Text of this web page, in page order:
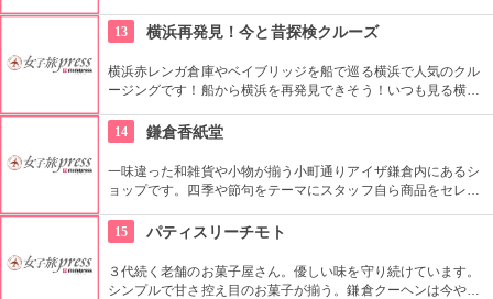
労される、驚きの芸に子供も大人も釘付けです！
13 横浜再発見！今と昔探検クルーズ
横浜赤レンガ倉庫やベイブリッジを船で巡る横浜で人気のクル
ージングです！船から横浜を再発見できそう！いつも見る横浜
り煌びやかな横浜の工場夜景をご覧いただけます！
14 鎌倉香紙堂
一味違った和雑貨や小物が揃う小町通りアイザ鎌倉内にあるシ
ョップです。四季や節句をテーマにスタッフ自ら商品をセレク
や手ぬぐいは、見ているだけで心がわくわくします！
15 パティスリーチモト
３代続く老舗のお菓子屋さん。優しい味を守り続けています。
シンプルで甘さ控え目のお菓子が揃う。鎌倉クーヘンは今や鎌